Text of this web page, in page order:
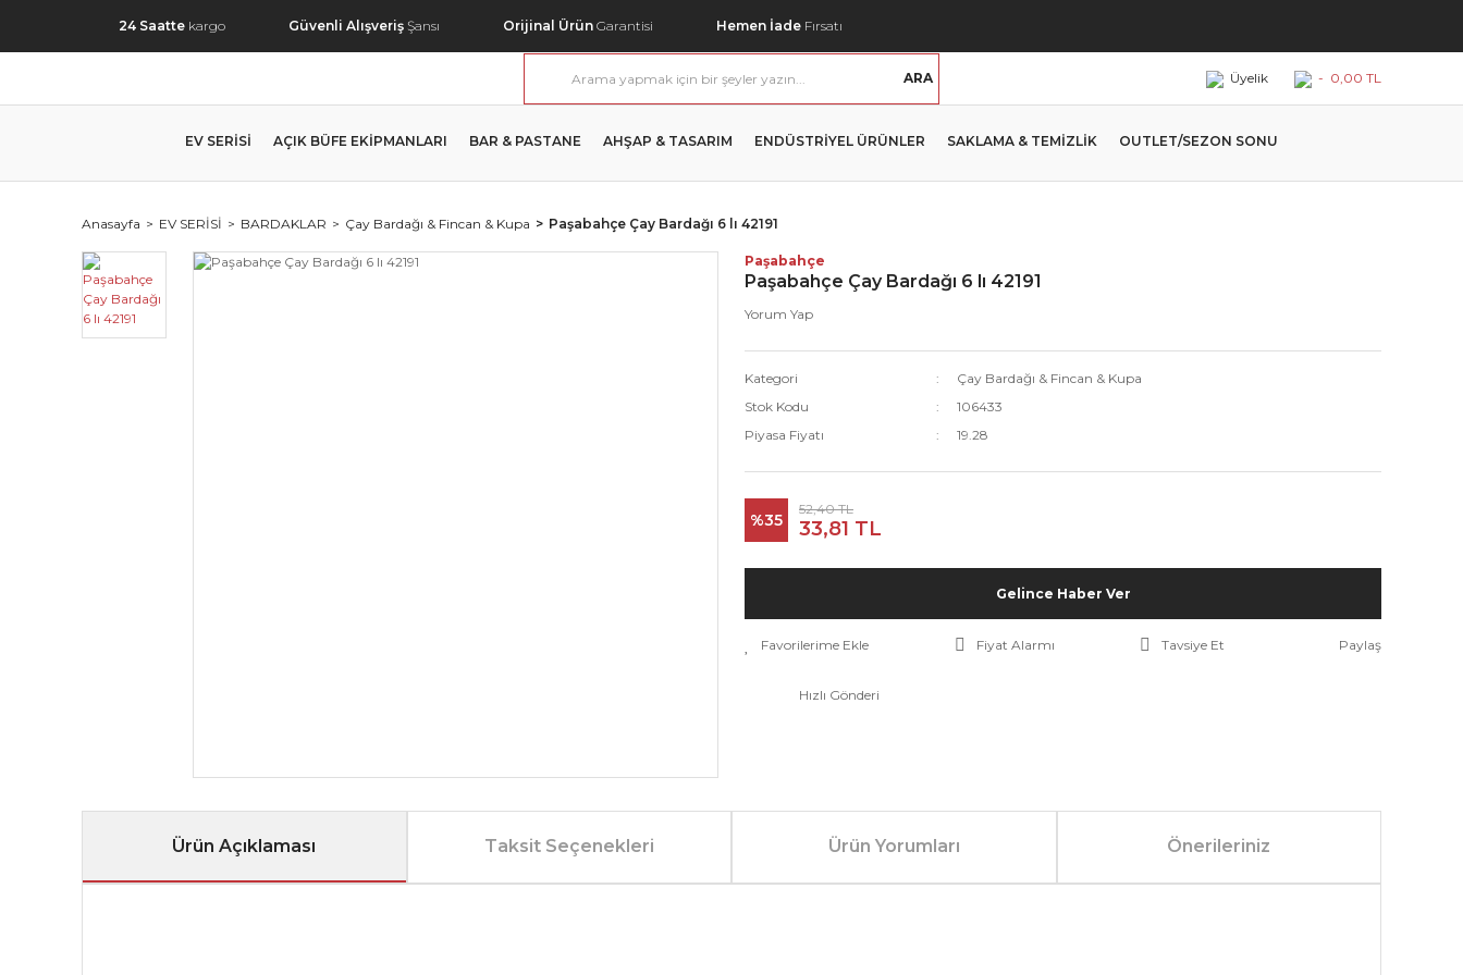
24 Saatte kargo Güvenli Alışveriş Şansı Orijinal Ürün Garantisi Hemen İade Fırsatı
ARA Üyelik - 0,00 TL
EV SERİSİ AÇIK BÜFE EKİPMANLARI BAR & PASTANE AHŞAP & TASARIM ENDÜSTRİYEL ÜRÜNLER SAKLAMA & TEMİZLİK OUTLET/SEZON SONU
Anasayfa EV SERİSİ BARDAKLAR Çay Bardağı & Fincan & Kupa Paşabahçe Çay Bardağı 6 lı 42191
Paşabahçe
Paşabahçe Çay Bardağı 6 lı 42191
Yorum Yap
Kategori
Çay Bardağı & Fincan & Kupa
Stok Kodu
106433
Piyasa Fiyatı
19.28
%35
52,40 TL
33,81 TL
Gelince Haber Ver
Fiyat Alarmı Tavsiye Et Paylaş
Hızlı Gönderi
Ürün Açıklaması Taksit Seçenekleri Ürün Yorumları Önerileriniz